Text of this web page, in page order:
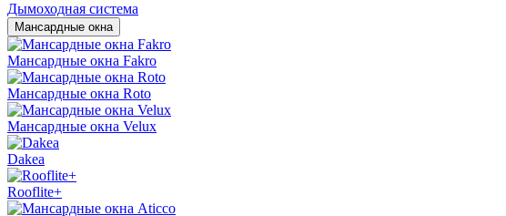
Дымоходная система
Мансардные окна
Мансардные окна Fakro
Мансардные окна Roto
Мансардные окна Velux
Dakea
Rooflite+